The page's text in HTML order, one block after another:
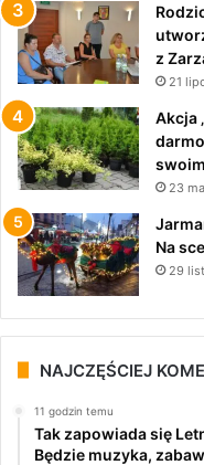
z
21
Akcja
23
Na
29
NAJCZĘŚCIEJ
11 godzin temu
Tak zapowiada się
Będzie muzyka,